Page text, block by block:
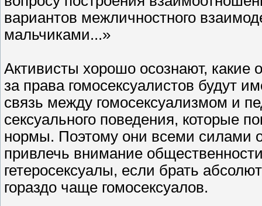
вариантов межличностного
мальчиками...»
Активисты хорошо осознают, какие
за права гомосексуалистов будут
связь между гомосексуализмом и
сексуального поведения, которые
нормы. Поэтому они всеми силами
привлечь внимание
гетеросексуалы, если брать
гораздо чаще гомосексуалов.